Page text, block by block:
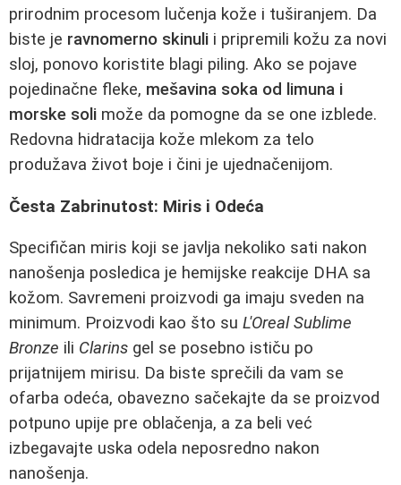
prirodnim procesom lučenja kože i tuširanjem. Da
biste je ravnomerno skinuli i pripremili kožu za novi
sloj, ponovo koristite blagi piling. Ako se pojave
pojedinačne fleke, mešavina soka od limuna i
morske soli može da pomogne da se one izblede.
Redovna hidratacija kože mlekom za telo
produžava život boje i čini je ujednačenijom.
Česta Zabrinutost: Miris i Odeća
Specifičan miris koji se javlja nekoliko sati nakon
nanošenja posledica je hemijske reakcije DHA sa
kožom. Savremeni proizvodi ga imaju sveden na
minimum. Proizvodi kao što su L'Oreal Sublime
Bronze ili Clarins gel se posebno ističu po
prijatnijem mirisu. Da biste sprečili da vam se
ofarba odeća, obavezno sačekajte da se proizvod
potpuno upije pre oblačenja, a za beli već
izbegavajte uska odela neposredno nakon
nanošenja.